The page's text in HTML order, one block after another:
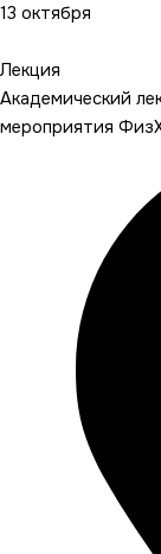
13 октября
Лекция
Академический
мероприятия